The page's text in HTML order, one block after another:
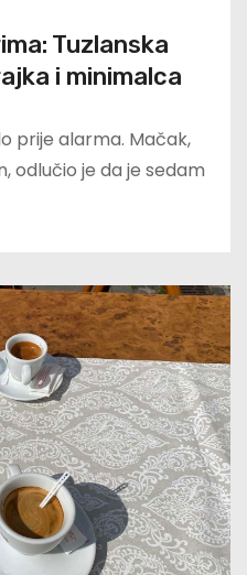
Tuzlanska
i minimalca
prije alarma. Mačak,
odlučio je da je sedam